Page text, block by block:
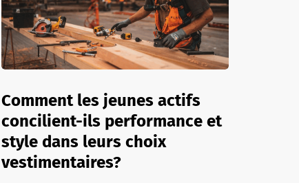
Comment les jeunes actifs
concilient-ils performance et
style dans leurs choix
vestimentaires?